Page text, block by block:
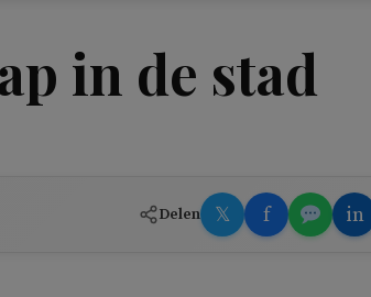
in de stad
Delen 𝕏 f in